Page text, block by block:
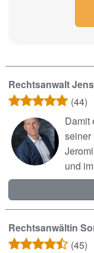
Rechtsanwalt
(44)
Damit
seiner
und
Rechtsanwältin
(45)